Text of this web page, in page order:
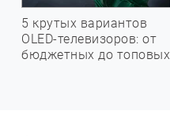
5 крутых вариантов
OLED-телевизоров: от
бюджетных до топовых